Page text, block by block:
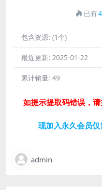
已有
包含资源: (1个)
最近更新: 2025-01-22
累计销量: 49
如提示提取码错误，
现加入永久会员
admin